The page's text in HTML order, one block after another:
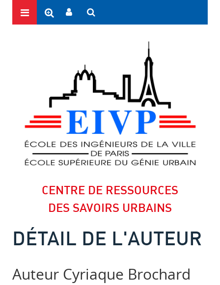
CENTRE DE RESSOURCES
DES SAVOIRS URBAINS
DÉTAIL DE L'AUTEUR
Auteur Cyriaque Brochard